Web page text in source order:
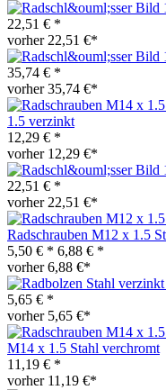
22,51 € *
vorher 22,51 €*
35,74 € *
vorher 35,74 €*
1.5 verzinkt
12,29 € *
vorher 12,29 €*
22,51 € *
vorher 22,51 €*
Radschrauben M12 x 1.5
5,50 € * 6,88 € *
vorher 6,88 €*
5,65 € *
vorher 5,65 €*
M14 x 1.5 Stahl verchromt
11,19 € *
vorher 11,19 €*